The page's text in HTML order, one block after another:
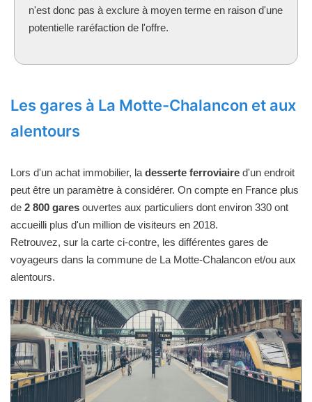
n'est donc pas à exclure à moyen terme en raison d'une
potentielle raréfaction de l'offre.
Les gares à La Motte-Chalancon et aux
alentours
Lors d'un achat immobilier, la desserte ferroviaire d'un endroit
peut être un paramètre à considérer. On compte en France plus
de 2 800 gares ouvertes aux particuliers dont environ 330 ont
accueilli plus d'un million de visiteurs en 2018.
Retrouvez, sur la carte ci-contre, les différentes gares de
voyageurs dans la commune de La Motte-Chalancon et/ou aux
alentours.